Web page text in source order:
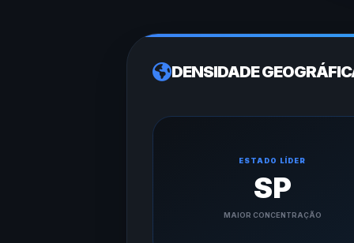
DENSIDADE
ESTADO LÍDER
SP
MAIOR CONCENTRAÇÃO